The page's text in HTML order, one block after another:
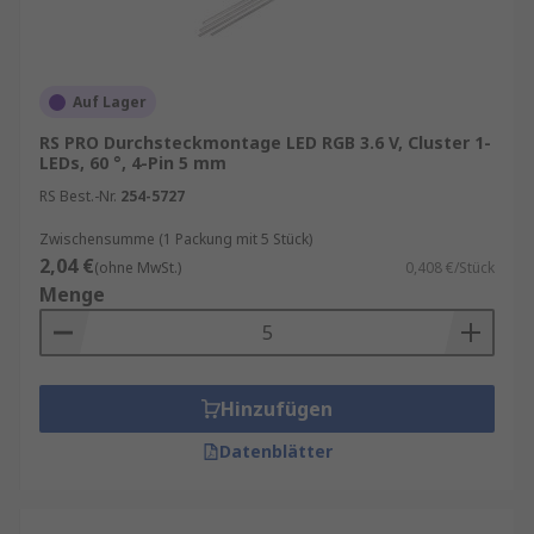
Sterilisation. Sie können Viren und
Bakterien effektiv abtöten und werden in
Krankenhäusern,
Wasseraufbereitungsanlagen und
Luftreinigungssystemen eingesetzt.
Wo finden Sie weitere Informationen?
Bitte checken Sie auch die spezifischen
jeweiligen Artikels zu finden sind oder hier im
LED Ratgeber
Auf Lager
RS PRO Durchsteckmontage LED RGB 3.6 V, Cluster 1-
LEDs, 60 °, 4-Pin 5 mm
RS Best.-Nr. 254-5727
Zwischensumme (1 Packung mit 5 Stück)
2,04 €(ohne MwSt.) 0,408 €/Stück
Menge
Hinzufügen
Datenblätter